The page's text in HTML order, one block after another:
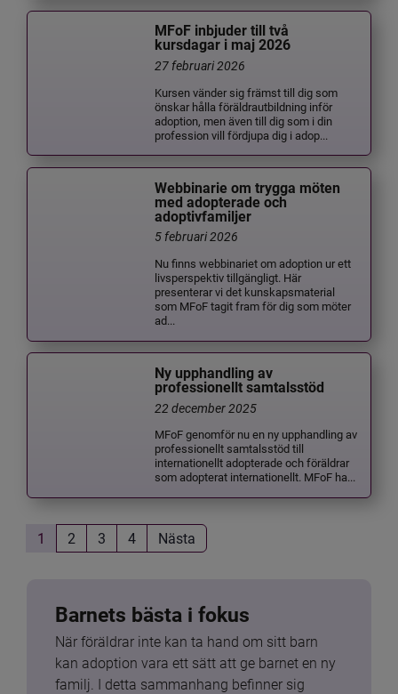
MFoF inbjuder till två
kursdagar i maj 2026
27 februari 2026
Kursen vänder sig främst till dig som
önskar hålla föräldrautbildning inför
adoption, men även till dig som i din
profession vill fördjupa dig i adop...
Webbinarie om trygga möten
med adopterade och
adoptivfamiljer
5 februari 2026
Nu finns webbinariet om adoption ur ett
livsperspektiv tillgängligt. Här
presenterar vi det kunskapsmaterial
som MFoF tagit fram för dig som möter
ad...
Ny upphandling av
professionellt samtalsstöd
22 december 2025
MFoF genomför nu en ny upphandling av
professionellt samtalsstöd till
internationellt adopterade och föräldrar
som adopterat internationellt. MFoF ha...
1 2 3 4 Nästa
Barnets bästa i fokus
När föräldrar inte kan ta hand om sitt barn
kan adoption vara ett sätt att ge barnet en ny
familj. I detta sammanhang befinner sig